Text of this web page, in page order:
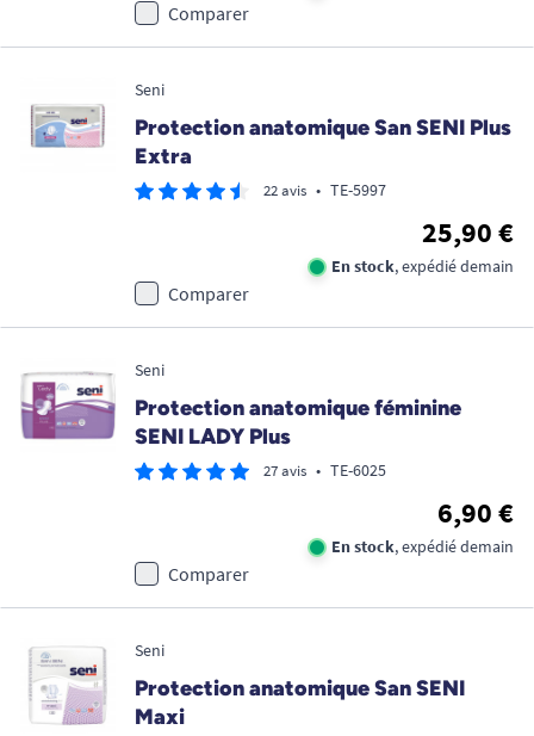
Comparer
Seni
Protection anatomique San SENI Plus
Extra
22 avis • TE-5997
25,90 €
En stock, expédié demain
Comparer
Seni
Protection anatomique féminine
SENI LADY Plus
27 avis • TE-6025
6,90 €
En stock, expédié demain
Comparer
Seni
Protection anatomique San SENI
Maxi